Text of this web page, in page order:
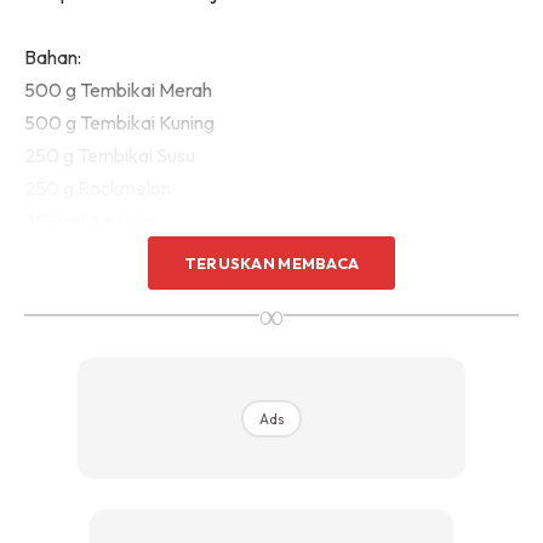
Bahan:
500 g Tembikai Merah
500 g Tembikai Kuning
2 biji lemon (ambil airnya sahaja)
500 ml Air Masak
2 tangkai daun pudina (petik daunnya sahaja)
TERUSKAN MEMBACA
∞
Ads